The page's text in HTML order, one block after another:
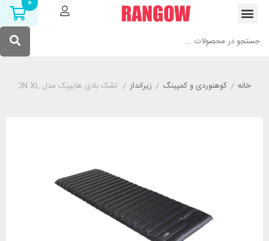
خانه/ کوهنوردی و کمپینگ/ زیرانداز/ تشک بادی هایپیک مدل HIGH PEAK DAYTON XL